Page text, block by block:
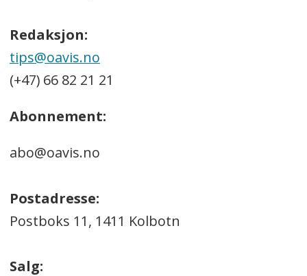
Redaksjon:
tips@oavis.no
(+47) 66 82 21 21
Abonnement:
abo@oavis.no
Postadresse:
Postboks 11, 1411 Kolbotn
Salg: